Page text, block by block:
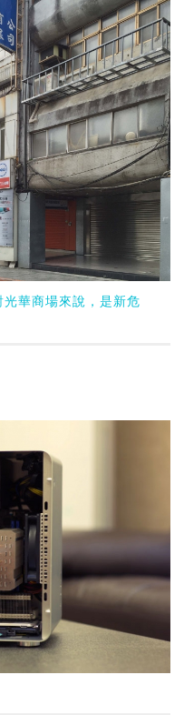
華商場來說，是新危